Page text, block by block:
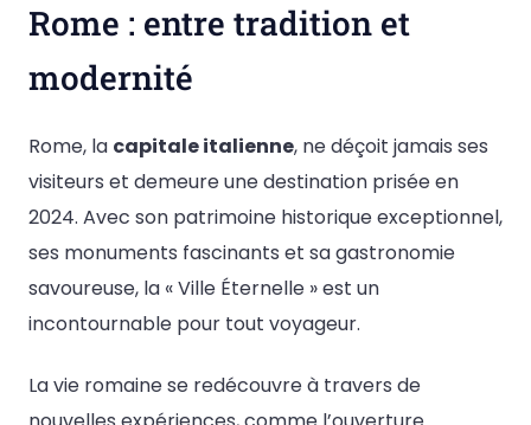
Rome : entre tradition et
modernité
Rome, la capitale italienne, ne déçoit jamais ses
visiteurs et demeure une destination prisée en
2024. Avec son patrimoine historique exceptionnel,
ses monuments fascinants et sa gastronomie
savoureuse, la « Ville Éternelle » est un
incontournable pour tout voyageur.
La vie romaine se redécouvre à travers de